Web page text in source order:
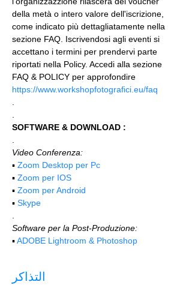
della metà o intero valore dell'iscrizione,
come indicato più dettagliatamente nella
sezione FAQ. Iscrivendosi agli eventi si
accettano i termini per prendervi parte
riportati nella Policy. Accedi alla sezione
FAQ & POLICY per approfondire
https://www.workshopfotografici.eu/faq
SOFTWARE & DOWNLOAD :
Video Conferenza:
▪️ Zoom Desktop per Pc
▪️ Zoom per IOS
▪️ Zoom per Android
▪️ Skype
Software per la Post-Produzione:
▪️ ADOBE Lightroom & Photoshop
التذاكر